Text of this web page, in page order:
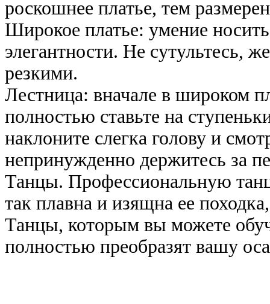
роскошнее платье, тем
Широкое платье: умение
элегантности. Не сутультесь,
резкими.
Лестница: вначале в широком
полностью ставьте на
наклоните слегка голову и
непринужденно держитесь за
Танцы. Профессиональную
так плавна и изящна ее
Танцы, которым вы можете
полностью преобразят вашу